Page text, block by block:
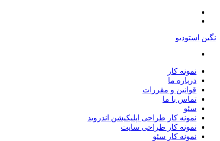
نگین استودیو
نمونه کار
درباره ما
قوانین و مقررات
تماس با ما
سئو
نمونه کار طراحی اپلیکیشن اندروید
نمونه کار طراحی سایت
نمونه کار سئو